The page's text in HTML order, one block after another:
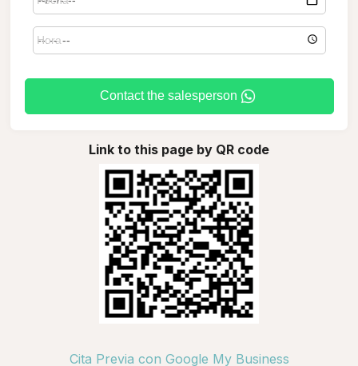
Contact the salesperson
Link to this page by QR code
Cita Previa con Google My Business